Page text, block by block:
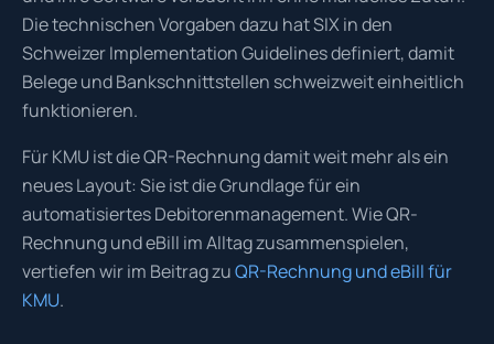
Die technischen Vorgaben dazu hat SIX in den
Schweizer Implementation Guidelines definiert, damit
Belege und Bankschnittstellen schweizweit einheitlich
funktionieren.
Für KMU ist die QR-Rechnung damit weit mehr als ein
neues Layout: Sie ist die Grundlage für ein
automatisiertes Debitorenmanagement. Wie QR-
Rechnung und eBill im Alltag zusammenspielen,
vertiefen wir im Beitrag zuQR-Rechnung und eBill für
KMU.